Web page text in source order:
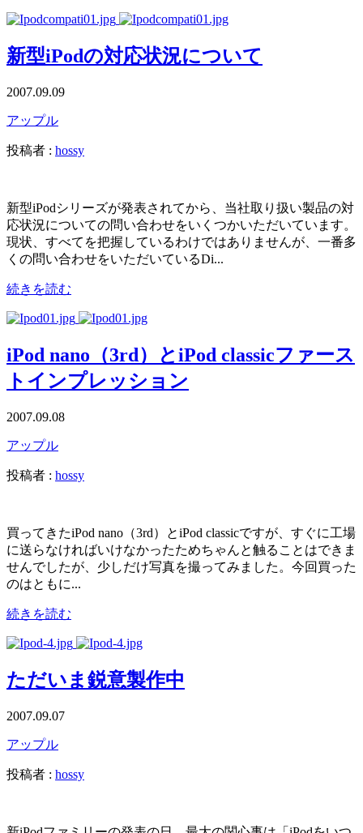
新型iPodの対応状況について
2007.09.09
アップル
投稿者 : hossy
新型iPodシリーズが発表されてから、当社取り扱い製品の対
応状況についての問い合わせをいくつかいただいています。
現状、すべてを把握しているわけではありませんが、一番多
くの問い合わせをいただいているDi...
続きを読む
iPod nano（3rd）とiPod classicファース
トインプレッション
2007.09.08
アップル
投稿者 : hossy
買ってきたiPod nano（3rd）とiPod classicですが、すぐに工場
に送らなければいけなかったためちゃんと触ることはできま
せんでしたが、少しだけ写真を撮ってみました。今回買った
のはともに...
続きを読む
ただいま鋭意製作中
2007.09.07
アップル
投稿者 : hossy